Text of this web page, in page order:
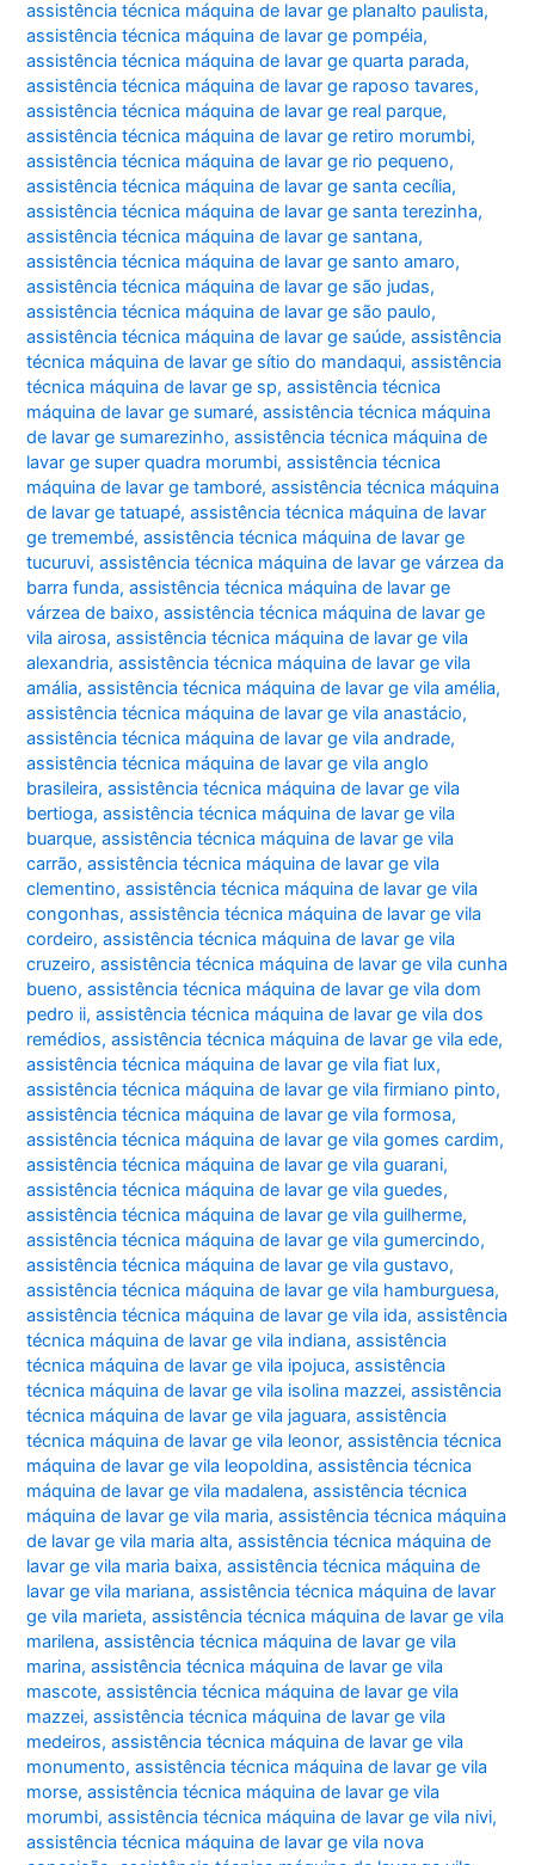
assistência técnica máquina de lavar ge planalto paulista,
assistência técnica máquina de lavar ge pompéia,
assistência técnica máquina de lavar ge quarta parada,
assistência técnica máquina de lavar ge raposo tavares,
assistência técnica máquina de lavar ge real parque,
assistência técnica máquina de lavar ge retiro morumbi,
assistência técnica máquina de lavar ge rio pequeno,
assistência técnica máquina de lavar ge santa cecília,
assistência técnica máquina de lavar ge santa terezinha,
assistência técnica máquina de lavar ge santana,
assistência técnica máquina de lavar ge santo amaro,
assistência técnica máquina de lavar ge são judas,
assistência técnica máquina de lavar ge são paulo,
assistência técnica máquina de lavar ge saúde,assistência
técnica máquina de lavar ge sítio do mandaqui,assistência
técnica máquina de lavar ge sp,assistência técnica
máquina de lavar ge sumaré,assistência técnica máquina
de lavar ge sumarezinho,assistência técnica máquina de
lavar ge super quadra morumbi,assistência técnica
máquina de lavar ge tamboré,assistência técnica máquina
de lavar ge tatuapé,assistência técnica máquina de lavar
ge tremembé,assistência técnica máquina de lavar ge
tucuruvi,assistência técnica máquina de lavar ge várzea da
barra funda,assistência técnica máquina de lavar ge
várzea de baixo,assistência técnica máquina de lavar ge
vila airosa,assistência técnica máquina de lavar ge vila
alexandria,assistência técnica máquina de lavar ge vila
amália,assistência técnica máquina de lavar ge vila amélia,
assistência técnica máquina de lavar ge vila anastácio,
assistência técnica máquina de lavar ge vila andrade,
assistência técnica máquina de lavar ge vila anglo
brasileira,assistência técnica máquina de lavar ge vila
bertioga,assistência técnica máquina de lavar ge vila
buarque,assistência técnica máquina de lavar ge vila
carrão,assistência técnica máquina de lavar ge vila
clementino,assistência técnica máquina de lavar ge vila
congonhas,assistência técnica máquina de lavar ge vila
cordeiro,assistência técnica máquina de lavar ge vila
cruzeiro,assistência técnica máquina de lavar ge vila cunha
bueno,assistência técnica máquina de lavar ge vila dom
pedro ii,assistência técnica máquina de lavar ge vila dos
remédios,assistência técnica máquina de lavar ge vila ede,
assistência técnica máquina de lavar ge vila fiat lux,
assistência técnica máquina de lavar ge vila firmiano pinto,
assistência técnica máquina de lavar ge vila formosa,
assistência técnica máquina de lavar ge vila gomes cardim,
assistência técnica máquina de lavar ge vila guarani,
assistência técnica máquina de lavar ge vila guedes,
assistência técnica máquina de lavar ge vila guilherme,
assistência técnica máquina de lavar ge vila gumercindo,
assistência técnica máquina de lavar ge vila gustavo,
assistência técnica máquina de lavar ge vila hamburguesa,
assistência técnica máquina de lavar ge vila ida,assistência
técnica máquina de lavar ge vila indiana,assistência
técnica máquina de lavar ge vila ipojuca,assistência
técnica máquina de lavar ge vila isolina mazzei,assistência
técnica máquina de lavar ge vila jaguara,assistência
técnica máquina de lavar ge vila leonor,assistência técnica
máquina de lavar ge vila leopoldina,assistência técnica
máquina de lavar ge vila madalena,assistência técnica
máquina de lavar ge vila maria,assistência técnica máquina
de lavar ge vila maria alta,assistência técnica máquina de
lavar ge vila maria baixa,assistência técnica máquina de
lavar ge vila mariana,assistência técnica máquina de lavar
ge vila marieta,assistência técnica máquina de lavar ge vila
marilena,assistência técnica máquina de lavar ge vila
marina,assistência técnica máquina de lavar ge vila
mascote,assistência técnica máquina de lavar ge vila
mazzei,assistência técnica máquina de lavar ge vila
medeiros,assistência técnica máquina de lavar ge vila
monumento,assistência técnica máquina de lavar ge vila
morse,assistência técnica máquina de lavar ge vila
morumbi,assistência técnica máquina de lavar ge vila nivi,
assistência técnica máquina de lavar ge vila nova